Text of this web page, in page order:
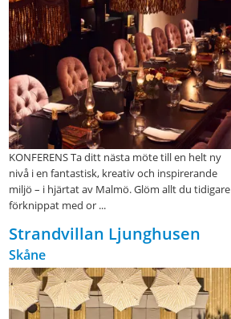
KONFERENS Ta ditt nästa möte till en helt ny
nivå i en fantastisk, kreativ och inspirerande
miljö – i hjärtat av Malmö. Glöm allt du tidigare
förknippat med or ...
Strandvillan Ljunghusen
Skåne